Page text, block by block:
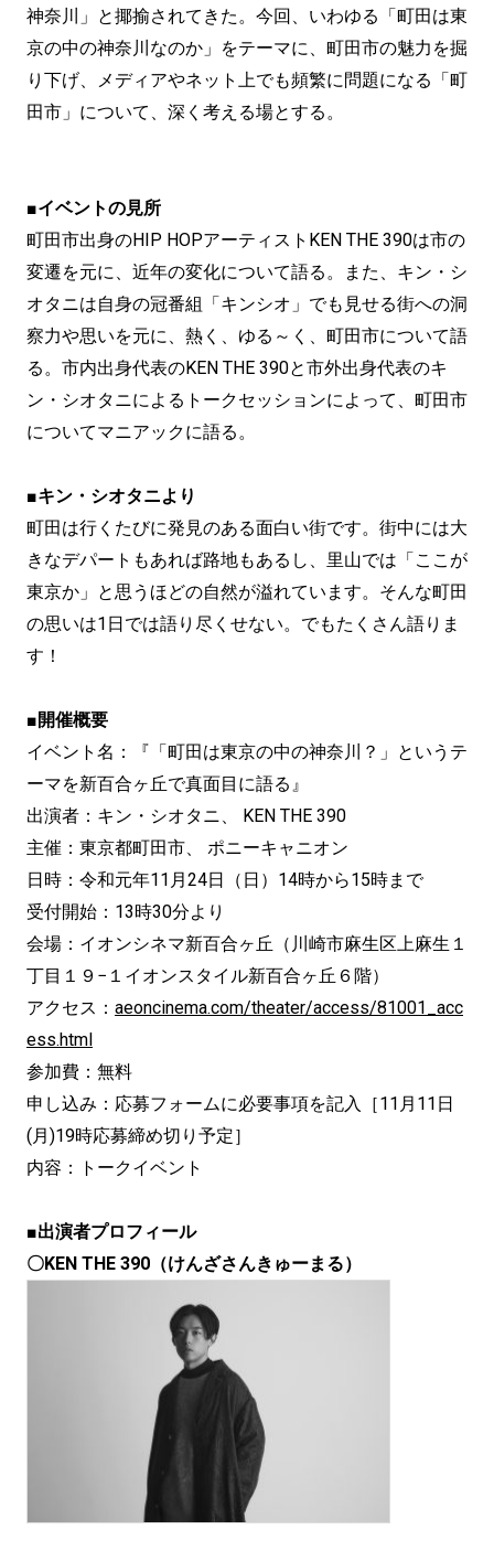
神奈川」と揶揄されてきた。今回、いわゆる「町田は東
京の中の神奈川なのか」をテーマに、町田市の魅力を掘
り下げ、メディアやネット上でも頻繁に問題になる「町
田市」について、深く考える場とする。
■イベントの見所
町田市出身のHIP HOPアーティストKEN THE 390は市の
変遷を元に、近年の変化について語る。また、キン・シ
オタニは自身の冠番組「キンシオ」でも見せる街への洞
察力や思いを元に、熱く、ゆる～く、町田市について語
る。市内出身代表のKEN THE 390と市外出身代表のキ
ン・シオタニによるトークセッションによって、町田市
についてマニアックに語る。
■キン・シオタニより
町田は行くたびに発見のある面白い街です。街中には大
きなデパートもあれば路地もあるし、里山では「ここが
東京か」と思うほどの自然が溢れています。そんな町田
の思いは1日では語り尽くせない。でもたくさん語りま
す！
■開催概要
イベント名：『「町田は東京の中の神奈川？」というテ
ーマを新百合ヶ丘で真面目に語る』
出演者：キン・シオタニ、 KEN THE 390
主催：東京都町田市、 ポニーキャニオン
日時：令和元年11月24日（日）14時から15時まで
受付開始：13時30分より
会場：イオンシネマ新百合ヶ丘（川崎市麻生区上麻生１
丁目１９−１イオンスタイル新百合ヶ丘６階）
アクセス： aeoncinema.com/theater/access/81001_acc
ess.html
参加費：無料
申し込み：応募フォームに必要事項を記入［11月11日
(月)19時応募締め切り予定］
内容：トークイベント
■出演者プロフィール
〇KEN THE 390（けんざさんきゅーまる）